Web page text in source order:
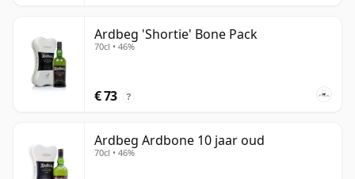
Ardbeg 'Shortie' Bone Pack
70cl • 46%
€ 73 ?
Ardbeg Ardbone 10 jaar oud
70cl • 46%